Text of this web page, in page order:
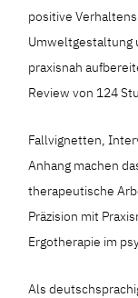
positive
Umweltgestaltung
praxisnah
Review von 124
Fallvignetten,
Anhang machen
therapeutische
Präzision mit
Ergotherapie im
Als